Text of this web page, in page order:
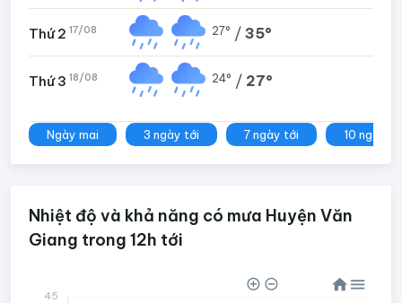
Thứ 2 17/08 27° / 35°
Thứ 3 18/08 24° / 27°
Ngày mai 3 ngày tới 7 ngày tới 10 ngày
Nhiệt độ và khả năng có mưa Huyện Văn
Giang trong 12h tới
45